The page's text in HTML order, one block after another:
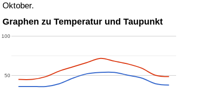
Oktober.
Graphen zu Temperatur und Taupunkt
50
100